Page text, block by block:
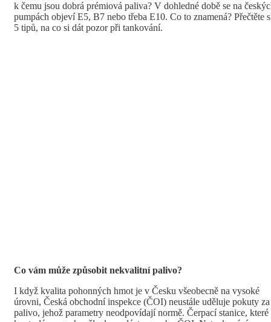
k čemu jsou dobrá prémiová paliva? V dohledné době se na
pumpách objeví E5, B7 nebo třeba E10. Co to znamená? Přečtěte
5 tipů, na co si dát pozor při tankování.
Co vám může způsobit nekvalitní palivo?
I když kvalita pohonných hmot je v Česku všeobecně na vysoké
úrovni, Česká obchodní inspekce (ČOI) neustále uděluje pokuty za
palivo, jehož parametry neodpovídají normě. Čerpací stanice, které